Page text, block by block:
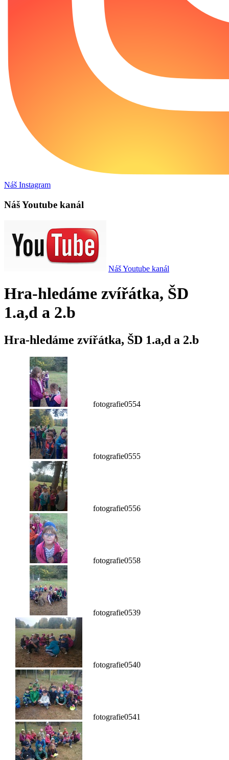
Náš Instagram
Náš Youtube kanál
Náš Youtube kanál
Hra-hledáme zvířátka, ŠD
1.a,d a 2.b
Hra-hledáme zvířátka, ŠD 1.a,d a 2.b
fotografie0554
fotografie0555
fotografie0556
fotografie0558
fotografie0539
fotografie0540
fotografie0541